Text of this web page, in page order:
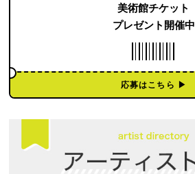
美術館チケット
プレゼント開催中
応募はこちら ▶︎